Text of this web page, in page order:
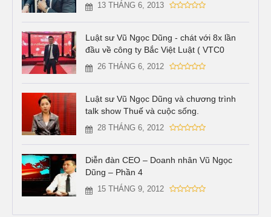
13 THÁNG 6, 2013
Luật sư Vũ Ngọc Dũng - chát với 8x lần
đầu về công ty Bắc Việt Luật ( VTC0
26 THÁNG 6, 2012
Luật sư Vũ Ngọc Dũng và chương trình
talk show Thuế và cuộc sống.
28 THÁNG 6, 2012
Diễn đàn CEO – Doanh nhân Vũ Ngọc
Dũng – Phần 4
15 THÁNG 9, 2012